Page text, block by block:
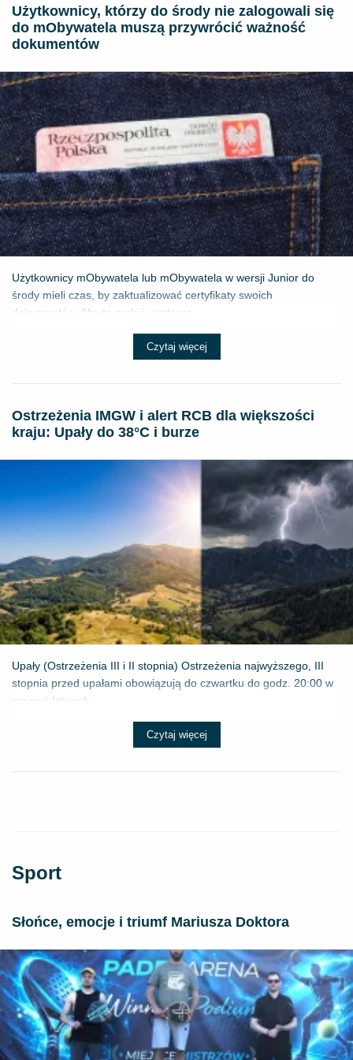
Użytkownicy, którzy do środy nie zalogowali się
do mObywatela muszą przywrócić ważność
dokumentów
Użytkownicy mObywatela lub mObywatela w wersji Junior do
środy mieli czas, by zaktualizować certyfikaty swoich
dokumentów. Aby to zrobić wystarcz...
Czytaj więcej
Ostrzeżenia IMGW i alert RCB dla większości
kraju: Upały do 38°C i burze
Upały (Ostrzeżenia III i II stopnia) Ostrzeżenia najwyższego, III
stopnia przed upałami obowiązują do czwartku do godz. 20:00 w
województwach...
Czytaj więcej
Sport
Słońce, emocje i triumf Mariusza Doktora